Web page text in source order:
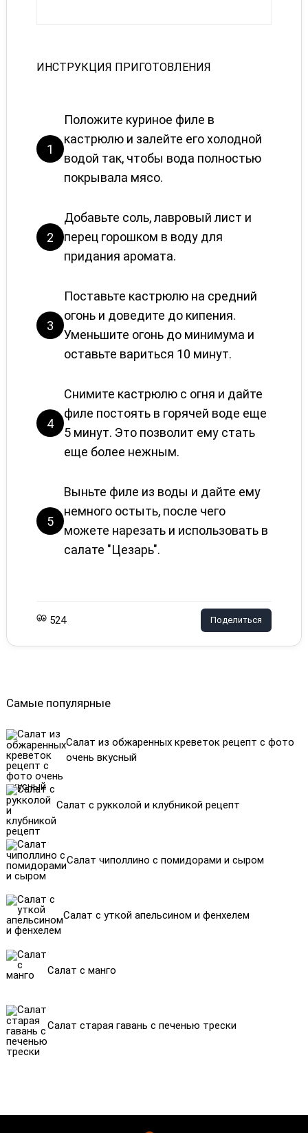
Самые популярные
Салат из обжаренных креветок рецепт с фото
очень вкусный
Салат с рукколой и клубникой рецепт
Салат чиполлино с помидорами и сыром
Салат с уткой апельсином и фенхелем
Салат с манго
Салат старая гавань с печенью трески
ИНСТРУКЦИЯ ПРИГОТОВЛЕНИЯ
1
Положите куриное филе в
кастрюлю и залейте его холодной
водой так, чтобы вода полностью
покрывала мясо.
2
Добавьте соль, лавровый лист и
перец горошком в воду для
придания аромата.
3
Поставьте кастрюлю на средний
огонь и доведите до кипения.
Уменьшите огонь до минимума и
оставьте вариться 10 минут.
4
Снимите кастрюлю с огня и дайте
филе постоять в горячей воде еще
5 минут. Это позволит ему стать
еще более нежным.
5
Выньте филе из воды и дайте ему
немного остыть, после чего
можете нарезать и использовать в
салате "Цезарь".
524 Поделиться